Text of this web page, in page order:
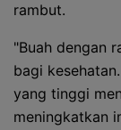
rambut.
"Buah dengan
bagi
yang tinggi
meningkatkan